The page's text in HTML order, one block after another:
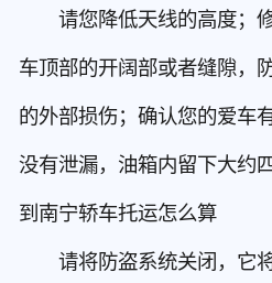
请您降低天线的高度；修
车顶部的开阔部或者缝隙，
的外部损伤；确认您的爱车
没有泄漏，油箱内留下大约
到南宁轿车托运怎么算
请将防盗系统关闭，它将